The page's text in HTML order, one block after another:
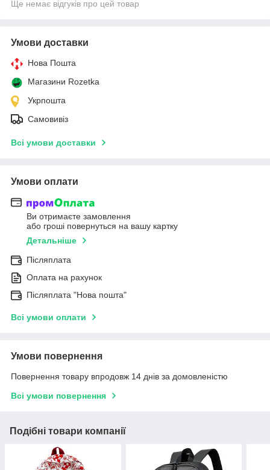
Ще немає відгуків про цей товар
Умови доставки
Нова Пошта
Магазини Rozetka
Укрпошта
Самовивіз
Всі умови доставки
Умови оплати
Ви отримаєте замовлення
або гроші повернуться на вашу картку
Детальніше
Післяплата
Оплата на рахунок
Післяплата "Нова пошта"
Всі умови оплати
Умови повернення
Повернення товару впродовж 14 днів за домовленістю
Всі умови повернення
Подібні товари компанії